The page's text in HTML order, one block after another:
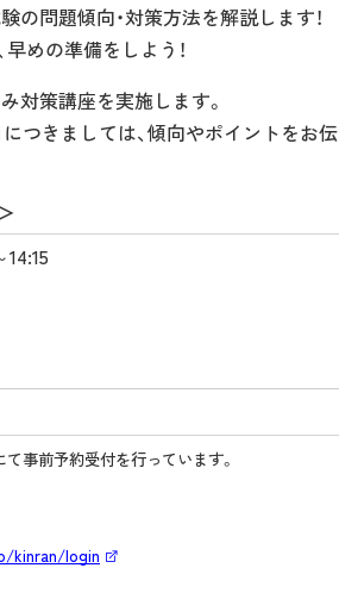
験の問題傾向・対策方法を解説します！
めの準備をしよう！
み対策講座を実施します。
につきましては、傾向やポイントをお伝
14:15
事前予約受付を行っています。
kinran/login